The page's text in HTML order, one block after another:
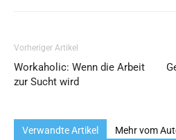
Vorheriger Artikel
Workaholic: Wenn die Arbeit
zur Sucht wird
Verwandte Artikel Mehr vom